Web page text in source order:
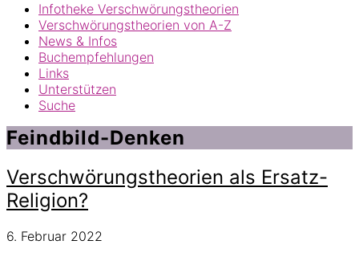
Infotheke Verschwörungstheorien
Verschwörungstheorien von A-Z
News & Infos
Buchempfehlungen
Links
Unterstützen
Suche
Feindbild-Denken
Verschwörungstheorien als Ersatz-
Religion?
6. Februar 2022